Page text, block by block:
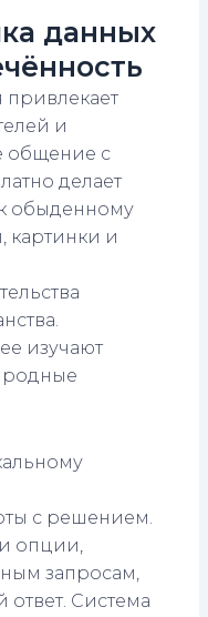
данных
и
общение с
делает
обыденному
картинки и
изучают
родные
с решением.
опции,
запросам,
Система